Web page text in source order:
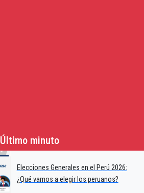
Último minuto
Elecciones Generales en el Perú 2026:
¿Qué vamos a elegir los peruanos?